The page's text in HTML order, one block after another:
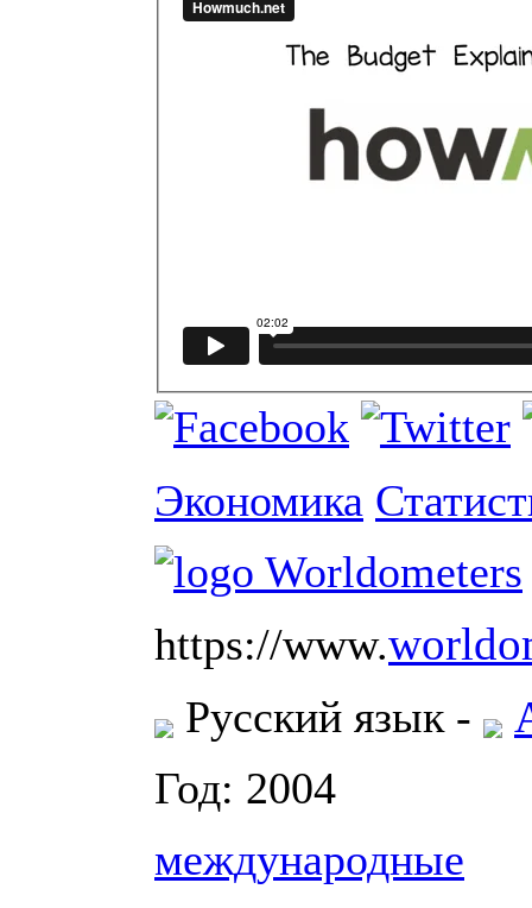
Экономика
https://www.
Русский язык -
Год: 2004
международные